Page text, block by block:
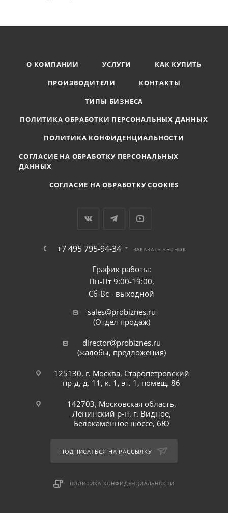
О КОМПАНИИ УСЛУГИ
КАК КУПИТЬ
ПРОИЗВОДИТЕЛИ
КОНТАКТЫ
ТИПЫ БИЗНЕСА
ПОЛИТИКА ОБРАБОТКИ ПЕРСОНАЛЬНЫХ ДАННЫХ
ПОЛИТИКА КОНФИДЕНЦИАЛЬНОСТИ
СОГЛАСИЕ НА ОБРАБОТКУ ПЕРСОНАЛЬНЫХ
ДАННЫХ
СОГЛАСИЕ НА ОБРАБОТКУ COOKIES
+7 495 795-94-34 ЗАКАЗАТЬ ЗВОНОК
График работы:
Пн-Пт 9:00-19:00,
Сб-Вс - выходной
sales@probiznes.ru
(Отдел продаж)
director@probiznes.ru
(жалобы, предложения)
125130, г. Москва, Старопетровский
пр-д, д. 11, к. 1, эт. 1, помещ. 86
142703, Московская область,
Ленинский р-н, г. Видное,
Белокаменное шоссе, 6Ю
ПОДПИСАТЬСЯ НА РАССЫЛКУ
ПОЛИТИКА КОНФИДЕНЦИАЛЬНОСТИ